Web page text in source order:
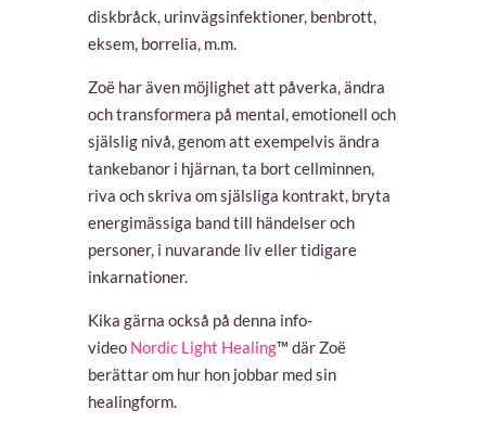
diskbråck, urinvägsinfektioner, benbrott,
eksem, borrelia, m.m.
Zoë har även möjlighet att påverka, ändra
och transformera på mental, emotionell och
själslig nivå, genom att exempelvis ändra
tankebanor i hjärnan, ta bort cellminnen,
riva och skriva om själsliga kontrakt, bryta
energimässiga band till händelser och
personer, i nuvarande liv eller tidigare
inkarnationer.
Kika gärna också på denna info-
video Nordic Light Healing™ där Zoë
berättar om hur hon jobbar med sin
healingform.